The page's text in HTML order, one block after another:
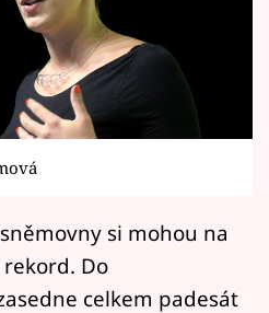
Vary
si mohou na
Do
celkem padesát